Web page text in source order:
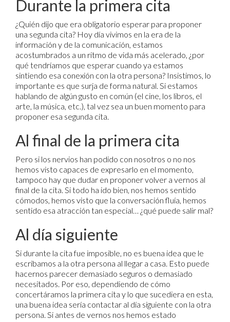
Durante la primera cita
¿Quién dijo que era obligatorio esperar para proponer
una segunda cita? Hoy día vivimos en la era de la
información y de la comunicación, estamos
acostumbrados a un ritmo de vida más acelerado, ¿por
qué tendríamos que esperar cuando ya estamos
sintiendo esa conexión con la otra persona? Insistimos, lo
importante es que surja de forma natural. Si estamos
hablando de algún gusto en común (el cine, los libros, el
arte, la música, etc.), tal vez sea un buen momento para
proponer esa segunda cita.
Al final de la primera cita
Pero si los nervios han podido con nosotros o no nos
hemos visto capaces de expresarlo en el momento,
tampoco hay que dudar en proponer volver a vernos al
final de la cita. Si todo ha ido bien, nos hemos sentido
cómodos, hemos visto que la conversación fluía, hemos
sentido esa atracción tan especial… ¿qué puede salir mal?
Al día siguiente
Si durante la cita fue imposible, no es buena idea que le
escribamos a la otra persona al llegar a casa. Esto puede
hacernos parecer demasiado seguros o demasiado
necesitados. Por eso, dependiendo de cómo
concertáramos la primera cita y lo que sucediera en esta,
una buena idea sería contactar al día siguiente con la otra
persona. Si antes de vernos nos hemos estado